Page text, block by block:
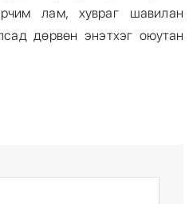
лам, хувраг шавилан
дөрвөн энэтхэг оюутан